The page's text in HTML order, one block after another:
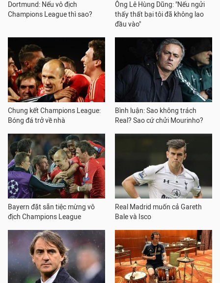
Dortmund: Nếu vô địch
Champions League thì sao?
Ông Lê Hùng Dũng: "Nếu ngửi
thấy thất bại tôi đã không lao
đầu vào"
Chung kết Champions League:
Bóng đá trở về nhà
Bình luận: Sao không trách
Real? Sao cứ chửi Mourinho?
Bayern đặt sẵn tiệc mừng vô
địch Champions League
Real Madrid muốn cả Gareth
Bale và Isco